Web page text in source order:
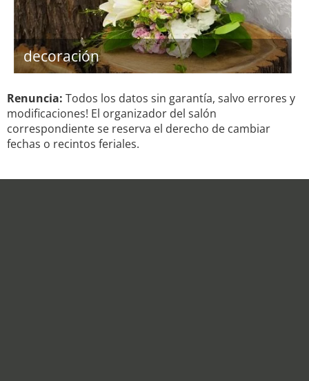
decoración
Renuncia: Todos los datos sin garantía, salvo errores y
modificaciones! El organizador del salón
correspondiente se reserva el derecho de cambiar
fechas o recintos feriales.